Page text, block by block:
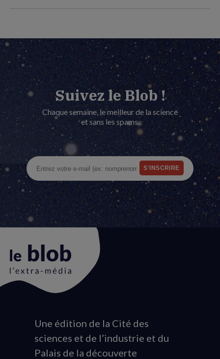
Suivez le Blob !
Chaque semaine, le meilleur de la science
et sans les spams.
Animation
du
logo
Une édition de la Cité des
sciences et de l’industrie et du
Palais de la découverte